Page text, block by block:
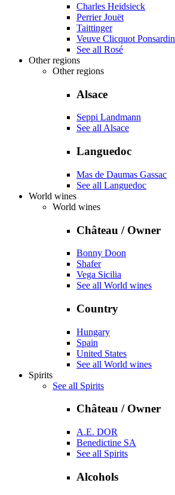
Charles Heidsieck
Perrier Jouët
Taittinger
Veuve Clicquot Ponsardin
See all Rosé
Other regions
Other regions
Alsace
Seppi Landmann
See all Alsace
Languedoc
Mas de Daumas Gassac
See all Languedoc
World wines
World wines
Château / Owner
Bonny Doon
Shafer
Vega Sicilia
See all World wines
Country
Hungary
Spain
United States
See all World wines
Spirits
See all Spirits
Château / Owner
A.E. DOR
Benedictine SA
See all Spirits
Alcohols